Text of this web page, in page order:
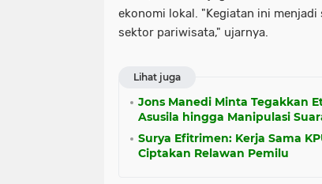
ekonomi lokal. "Kegiatan ini
sektor pariwisata," ujarnya.
Lihat juga
Jons Manedi Minta Tegakkan
Asusila hingga Manipulasi
‎Surya Efitrimen: Kerja Sama
Ciptakan Relawan Pemilu‎